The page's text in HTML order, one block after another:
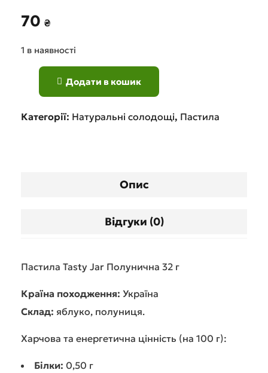
70 ₴
1 в наявності
Додати в кошик
Категорії: Натуральні солодощі, Пастила
Опис
Відгуки (0)
Пастила Tasty Jar Полунична 32 г
Країна походження: Україна
Склад: яблуко, полуниця.
Харчова та енергетична цінність (на 100 г):
Білки: 0,50 г